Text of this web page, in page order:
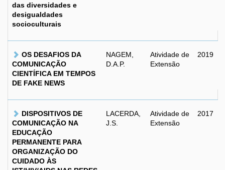
das diversidades e
desigualdades
socioculturais
OS DESAFIOS DA
COMUNICAÇÃO
CIENTÍFICA EM TEMPOS
DE FAKE NEWS
NAGEM,
D.A.P.
Atividade de
Extensão
2019
DISPOSITIVOS DE
COMUNICAÇÃO NA
EDUCAÇÃO
PERMANENTE PARA
ORGANIZAÇÃO DO
CUIDADO ÀS
LACERDA,
J.S.
Atividade de
Extensão
2017